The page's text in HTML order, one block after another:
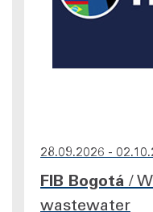
28.09.2026 -
FIB Bogotá /
wastewater